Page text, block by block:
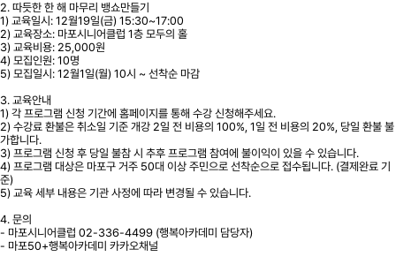
2. 따듯한 한 해 마무리 뱅쇼만들기
1) 교육일시: 12월19일(금) 15:30~17:00
2) 교육장소: 마포시니어클럽 1층 모두의 홀
3) 교육비용: 25,000원
4) 모집인원: 10명
5) 모집일시: 12월1일(월) 10시 ~ 선착순 마감
3. 교육안내
1) 각 프로그램 신청 기간에 홈페이지를 통해 수강 신청해주세요.
2) 수강료 환불은 취소일 기준 개강 2일 전 비용의 100%, 1일 전 비용의 20%, 당일 환불 불
가합니다.
3) 프로그램 신청 후 당일 불참 시 추후 프로그램 참여에 불이익이 있을 수 있습니다.
4) 프로그램 대상은 마포구 거주 50대 이상 주민으로 선착순으로 접수됩니다. (결제완료 기
준)
5) 교육 세부 내용은 기관 사정에 따라 변경될 수 있습니다.
4. 문의
- 마포시니어클럽 02-336-4499 (행복아카데미 담당자)
- 마포50+행복아카데미 카카오채널